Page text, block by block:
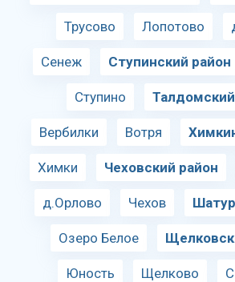
Трусово Лопотово
Сенеж Ступинский район
Ступино
Вербилки Вотря
Химки Чеховский район
д.Орлово Чехов
Озеро Белое
Юность Щелково